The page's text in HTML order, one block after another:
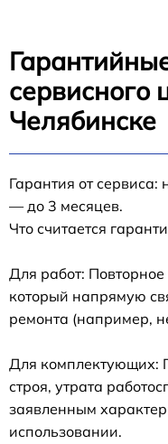
сервисного
Челябинске
Гарантия от
— до 3 месяцев.
Что считается
Для работ:
который напрямую
ремонта (например,
Для комплектующих:
строя, утрата
заявленным
использовании.